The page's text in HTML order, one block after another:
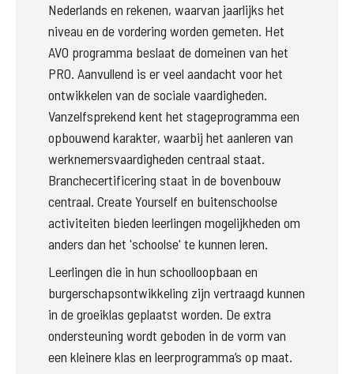
Nederlands en rekenen, waarvan jaarlijks het
niveau en de vordering worden gemeten. Het
AVO programma beslaat de domeinen van het
PRO. Aanvullend is er veel aandacht voor het
ontwikkelen van de sociale vaardigheden.
Vanzelfsprekend kent het stageprogramma een
opbouwend karakter, waarbij het aanleren van
werknemersvaardigheden centraal staat.
Branchecertificering staat in de bovenbouw
centraal. Create Yourself en buitenschoolse
activiteiten bieden leerlingen mogelijkheden om
anders dan het 'schoolse' te kunnen leren.
Leerlingen die in hun schoolloopbaan en
burgerschapsontwikkeling zijn vertraagd kunnen
in de groeiklas geplaatst worden. De extra
ondersteuning wordt geboden in de vorm van
een kleinere klas en leerprogramma’s op maat.